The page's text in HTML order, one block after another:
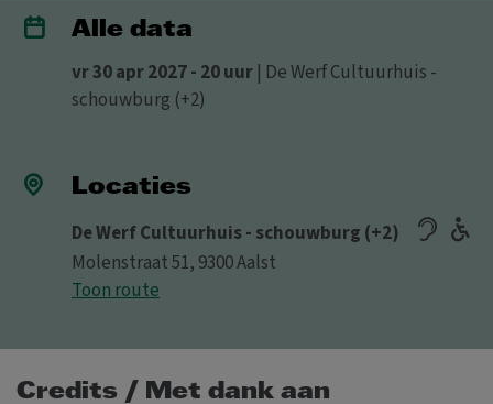
Alle data
vr 30 apr 2027 - 20 uur | De Werf Cultuurhuis -
schouwburg (+2)
Locaties
De Werf Cultuurhuis - schouwburg (+2)
Molenstraat 51, 9300 Aalst
Toon route
Credits / Met dank aan